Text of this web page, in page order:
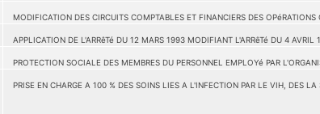
MODIFICATION DES CIRCUITS COMPTABLES ET FINANCIERS DES
APPLICATION DE L'ARRêTé DU 12 MARS 1993 MODIFIANT L'ARRêTé DU 4 AVRIL
PROTECTION SOCIALE DES MEMBRES DU PERSONNEL EMPLOYé PAR
PRISE EN CHARGE A 100 % DES SOINS LIES A L'INFECTION PAR LE VIH, DES LA